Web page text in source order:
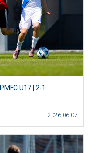
U17 | 2-1
2026.06.07